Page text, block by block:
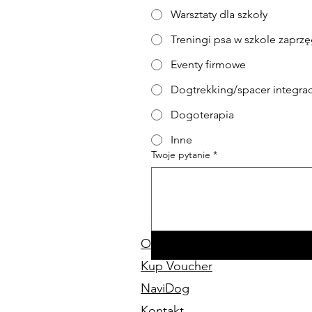
Warsztaty dla szkoły
Treningi psa w szkole
Eventy firmowe
Dogtrekking/spacer
Dogoterapia
Inne
Twoje pytanie *
O Nas
Kup Voucher
NaviDog